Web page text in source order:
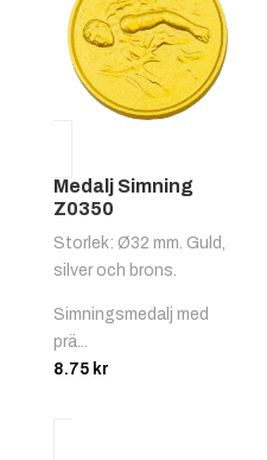
Medalj Simning
Z0350
Storlek: Ø32 mm. Guld,
silver och brons.
Simningsmedalj med
prä...
8.75 kr